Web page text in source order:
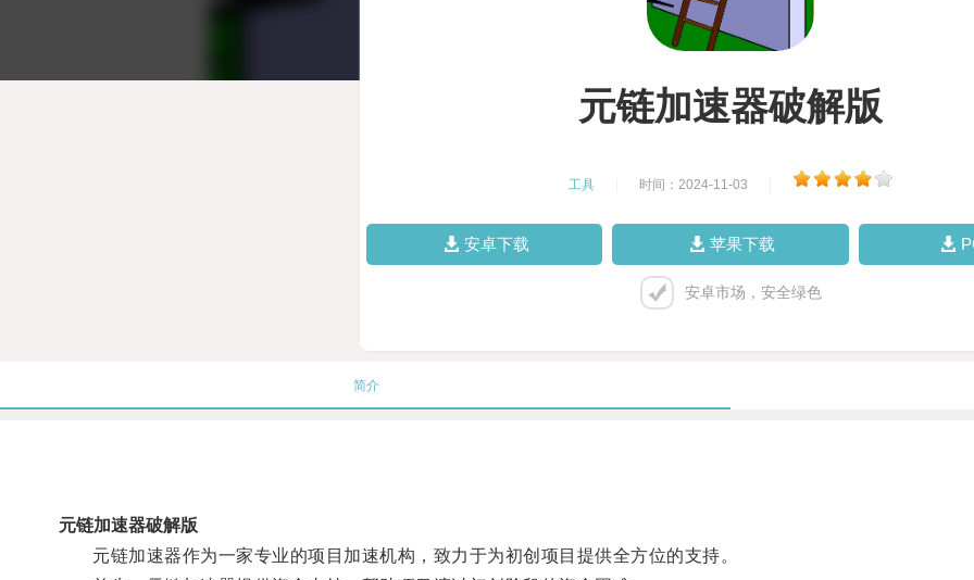
元链加速器破解版
工具 时间：2024-11-03
安卓下载 苹果下载
安卓市场，安全绿色
简介
元链加速器破解版
元链加速器作为一家专业的项目加速机构，致力于为初创项目提供全方位的支持。